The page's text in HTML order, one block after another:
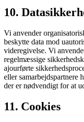
10.
Vi anvender
beskytte data mod
videregivelse. Vi
regelmæssige
ajourførte
eller samarbejdspartnere
der er nødvendigt for at
11. Cookies